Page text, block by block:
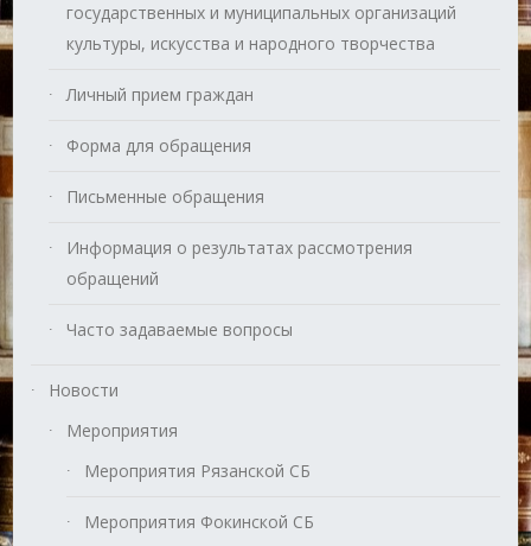
государственных и муниципальных организаций
культуры, искусства и народного творчества
Личный прием граждан
Форма для обращения
Письменные обращения
Информация о результатах рассмотрения
обращений
Часто задаваемые вопросы
Новости
Мероприятия
Мероприятия Рязанской СБ
Мероприятия Фокинской СБ